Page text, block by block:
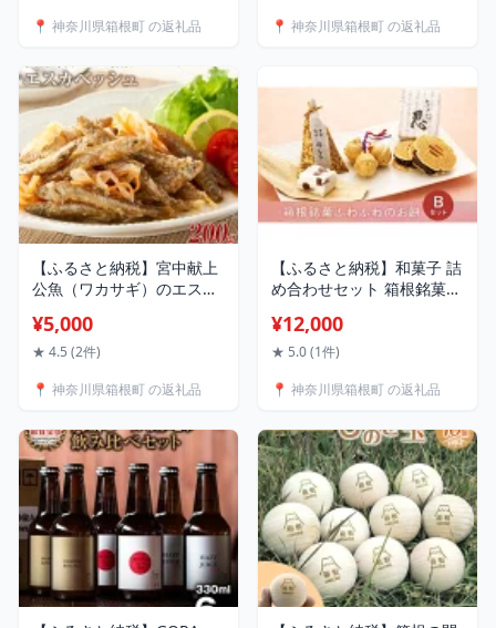
贈答用 プレゼント お取り
レンジ 解凍 冷凍便 送料無
料 神奈川 箱根
📍 神奈川県箱根町 の返礼品
📍 神奈川県箱根町 の返礼品
【ふるさと納税】宮中献上
公魚（ワカサギ）のエスカ
川魚 ワカサギ マリネ エス
カベッシュ 人気 おすすめ
グルメ 特産品 料理用 食材
箱根
¥5,000
★ 4.5 (2件)
📍 神奈川県箱根町 の返礼品
【ふるさと納税】和菓子 詰
め合わせセット 箱根銘菓ふ
子 和菓子セット お菓子 お
かし 餅 もち菓子 お取り寄
当地 お土産 個包装 銘菓 詰
料 神奈川 箱根
¥12,000
★ 5.0 (1件)
📍 神奈川県箱根町 の返礼品